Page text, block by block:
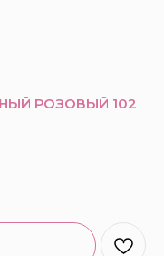
РОЗОВЫЙ 102